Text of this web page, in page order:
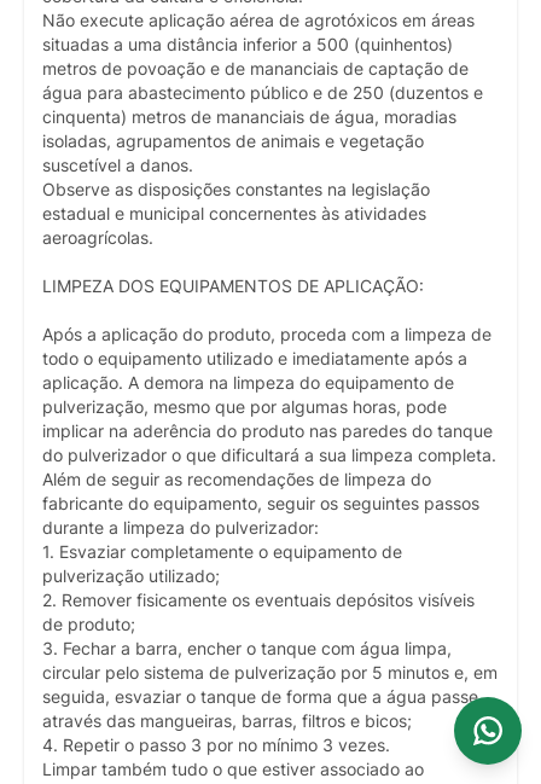
Não execute aplicação aérea de agrotóxicos em áreas
situadas a uma distância inferior a 500 (quinhentos)
metros de povoação e de mananciais de captação de
água para abastecimento público e de 250 (duzentos e
cinquenta) metros de mananciais de água, moradias
isoladas, agrupamentos de animais e vegetação
suscetível a danos.
Observe as disposições constantes na legislação
estadual e municipal concernentes às atividades
aeroagrícolas.
LIMPEZA DOS EQUIPAMENTOS DE APLICAÇÃO:
Após a aplicação do produto, proceda com a limpeza de
todo o equipamento utilizado e imediatamente após a
aplicação. A demora na limpeza do equipamento de
pulverização, mesmo que por algumas horas, pode
implicar na aderência do produto nas paredes do tanque
do pulverizador o que dificultará a sua limpeza completa.
Além de seguir as recomendações de limpeza do
fabricante do equipamento, seguir os seguintes passos
durante a limpeza do pulverizador:
1. Esvaziar completamente o equipamento de
pulverização utilizado;
2. Remover fisicamente os eventuais depósitos visíveis
de produto;
3. Fechar a barra, encher o tanque com água limpa,
circular pelo sistema de pulverização por 5 minutos e, em
seguida, esvaziar o tanque de forma que a água passe
através das mangueiras, barras, filtros e bicos;
4. Repetir o passo 3 por no mínimo 3 vezes.
Limpar também tudo o que estiver associado ao